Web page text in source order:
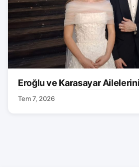
Eroğlu ve Karasayar
Tem 7, 2026